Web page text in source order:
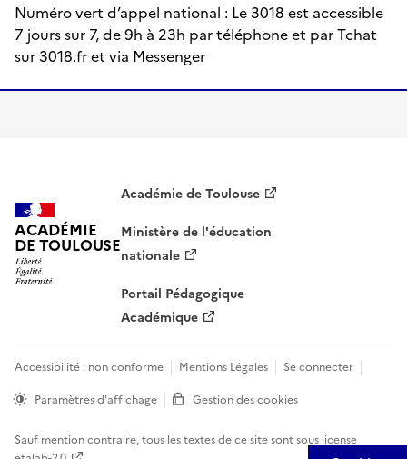
Numéro vert d’appel national : Le 3018 est accessible
7 jours sur 7, de 9h à 23h par téléphone et par Tchat
sur 3018.fr et via Messenger
ACADÉMIE
DE TOULOUSE
Académie de Toulouse
Ministère de l'éducation
nationale
Portail Pédagogique
Académique
Accessibilité : non conforme Mentions Légales
Se connecter
Paramètres d'affichage
Gestion des cookies
Sauf mention contraire, tous les textes de ce site sont sous license